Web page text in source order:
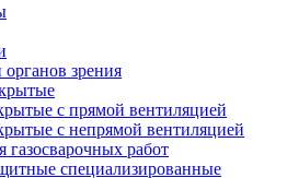
зрения
с прямой вентиляцией
с непрямой вентиляцией
газосварочных работ
специализированные